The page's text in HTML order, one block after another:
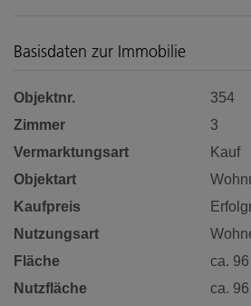
Basisdaten zur Immobilie
Objektnr.
354
Zimmer
3
Vermarktungsart
Kauf
Objektart
Kaufpreis
Nutzungsart
Fläche
ca.
Nutzfläche ca.